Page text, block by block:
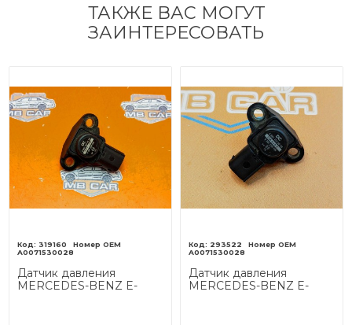
ТАКЖЕ ВАС МОГУТ
ЗАИНТЕРЕСОВАТЬ
319160
A0071530028
Датчик давления
MERCEDES-BENZ E-
293522
A0071530028
Датчик давления
MERCEDES-BENZ E-